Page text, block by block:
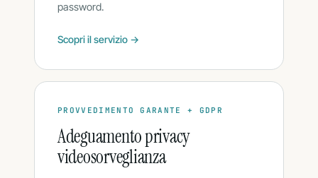
password.
Scopri il servizio →
PROVVEDIMENTO GARANTE + GDPR
Adeguamento privacy
videosorveglianza